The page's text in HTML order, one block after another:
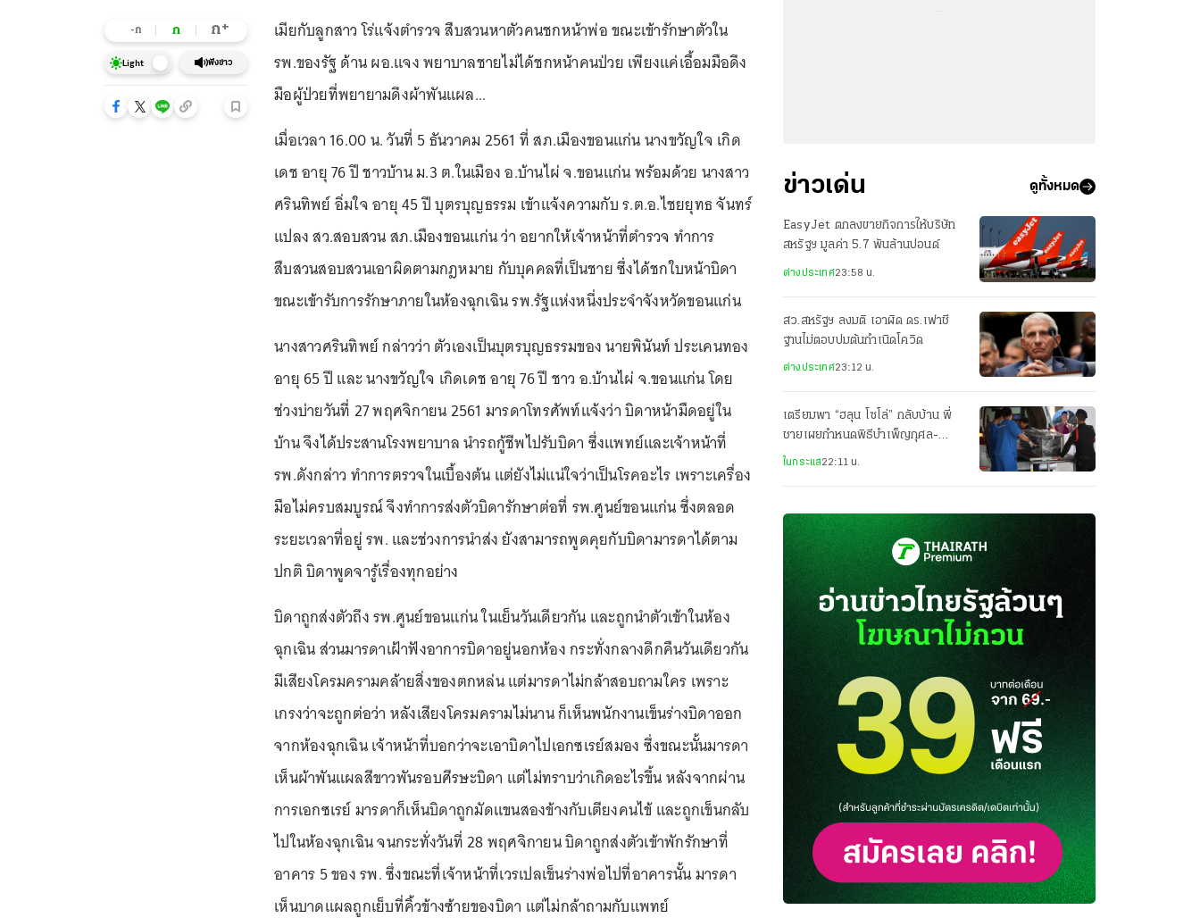
-ก ก ก+
Light ฟังข่าว
เมียกับลูกสาว โร่แจ้งตำรวจ สืบสวนหาตัวคนชกหน้าพ่อ ขณะเข้ารักษาตัวใน
รพ.ของรัฐ ด้าน ผอ.แจง พยาบาลชายไม่ได้ชกหน้าคนป่วย เพียงแค่เอื้อมมือดึง
มือผู้ป่วยที่พยายามดึงผ้าพันแผล...
เมื่อเวลา 16.00 น. วันที่ 5 ธันวาคม 2561 ที่ สภ.เมืองขอนแก่น นางขวัญใจ เกิด
เดช อายุ 76 ปี ชาวบ้าน ม.3 ต.ในเมือง อ.บ้านไผ่ จ.ขอนแก่น พร้อมด้วย นางสาว
ศรินทิพย์ อิ่มใจ อายุ 45 ปี บุตรบุญธรรม เข้าแจ้งความกับ ร.ต.อ.ไชยยุทธ จันทร์
แปลง สว.สอบสวน สภ.เมืองขอนแก่น ว่า อยากให้เจ้าหน้าที่ตำรวจ ทำการ
สืบสวนสอบสวนเอาผิดตามกฎหมาย กับบุคคลที่เป็นชาย ซึ่งได้ชกใบหน้าบิดา
ขณะเข้ารับการรักษาภายในห้องฉุกเฉิน รพ.รัฐแห่งหนึ่งประจำจังหวัดขอนแก่น
นางสาวศรินทิพย์ กล่าวว่า ตัวเองเป็นบุตรบุญธรรมของ นายพินันท์ ประเคนทอง
อายุ 65 ปี และ นางขวัญใจ เกิดเดช อายุ 76 ปี ชาว อ.บ้านไผ่ จ.ขอนแก่น โดย
ช่วงบ่ายวันที่ 27 พฤศจิกายน 2561 มารดาโทรศัพท์แจ้งว่า บิดาหน้ามืดอยู่ใน
บ้าน จึงได้ประสานโรงพยาบาล นำรถกู้ชีพไปรับบิดา ซึ่งแพทย์และเจ้าหน้าที่
รพ.ดังกล่าว ทำการตรวจในเบื้องต้น แต่ยังไม่แน่ใจว่าเป็นโรคอะไร เพราะเครื่อง
มือไม่ครบสมบูรณ์ จึงทำการส่งตัวบิดารักษาต่อที่ รพ.ศูนย์ขอนแก่น ซึ่งตลอด
ระยะเวลาที่อยู่ รพ. และช่วงการนำส่ง ยังสามารถพูดคุยกับบิดามารดาได้ตาม
ปกติ บิดาพูดจารู้เรื่องทุกอย่าง
บิดาถูกส่งตัวถึง รพ.ศูนย์ขอนแก่น ในเย็นวันเดียวกัน และถูกนำตัวเข้าในห้อง
ฉุกเฉิน ส่วนมารดาเฝ้าฟังอาการบิดาอยู่นอกห้อง กระทั่งกลางดึกคืนวันเดียวกัน
มีเสียงโครมครามคล้ายสิ่งของตกหล่น แต่มารดาไม่กล้าสอบถามใคร เพราะ
เกรงว่าจะถูกต่อว่า หลังเสียงโครมครามไม่นาน ก็เห็นพนักงานเข็นร่างบิดาออก
จากห้องฉุกเฉิน เจ้าหน้าที่บอกว่าจะเอาบิดาไปเอกซเรย์สมอง ซึ่งขณะนั้นมารดา
เห็นผ้าพันแผลสีขาวพันรอบศีรษะบิดา แต่ไม่ทราบว่าเกิดอะไรขึ้น หลังจากผ่าน
การเอกซเรย์ มารดาก็เห็นบิดาถูกมัดแขนสองข้างกับเตียงคนไข้ และถูกเข็นกลับ
ไปในห้องฉุกเฉิน จนกระทั่งวันที่ 28 พฤศจิกายน บิดาถูกส่งตัวเข้าพักรักษาที่
อาคาร 5 ของ รพ. ซึ่งขณะที่เจ้าหน้าที่เวรเปลเข็นร่างพ่อไปที่อาคารนั้น มารดา
เห็นบาดแผลถูกเย็บที่คิ้วข้างซ้ายของบิดา แต่ไม่กล้าถามกับแพทย์
ข่าวเด่น ดูทั้งหมด
EasyJet ตกลงขายกิจการให้บริษัท
สหรัฐฯ มูลค่า 5.7 พันล้านปอนด์
ต่างประเทศ23:58 น.
สว.สหรัฐฯ ลงมติ เอาผิด ดร.เฟาชี
ฐานไม่ตอบปมต้นกำเนิดโควิด
ต่างประเทศ23:12 น.
เตรียมพา “ฮลุน โซโล่” กลับบ้าน พี่
ชายเผยกำหนดพิธีบำเพ็ญกุศล-
ฌาปนกิจศพ
ในกระแส22:11 น.